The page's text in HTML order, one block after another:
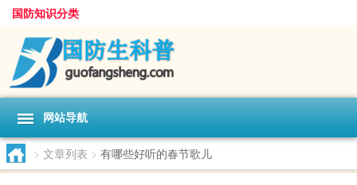
国防知识分类
网站导航
> 文章列表 > 有哪些好听的春节歌儿